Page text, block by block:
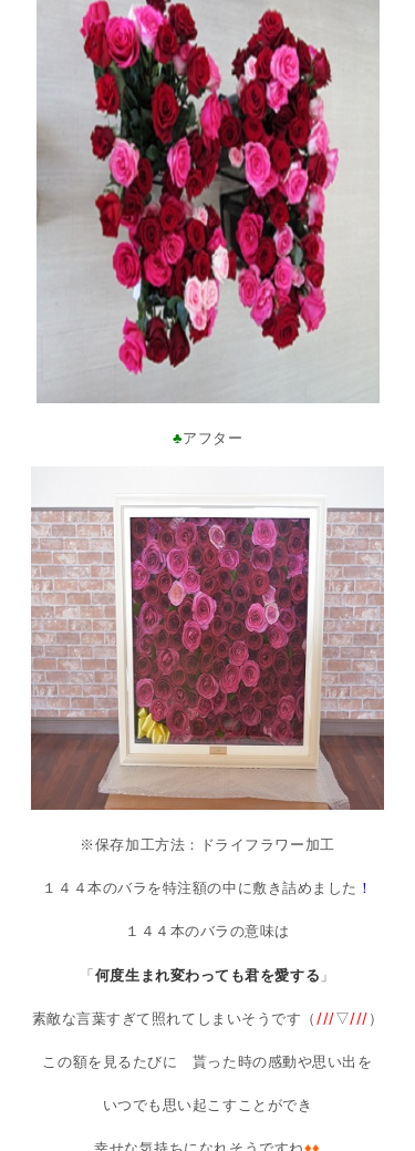
♣アフター
※保存加工方法：ドライフラワー加工
１４４本のバラを特注額の中に敷き詰めました ！
１４４本のバラの意味は
「何度生まれ変わっても君を愛する 」
素敵な言葉すぎて照れてしまいそうです（ ///▽///）
この額を見るたびに 貰った時の感動や思い出を
いつでも思い起こすことができ